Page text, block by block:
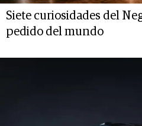
Siete curiosidades del
pedido del mundo